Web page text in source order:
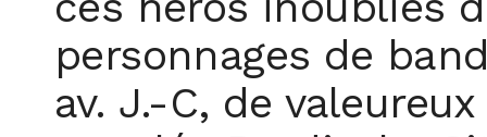
personnages de
av. J.-C, de